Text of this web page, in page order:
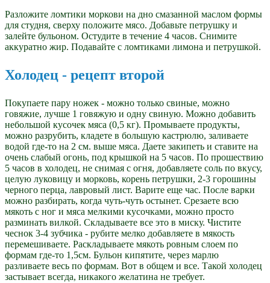
Разложите ломтики моркови на дно смазанной маслом формы
для студня, сверху положите мясо. Добавьте петрушку и
залейте бульоном. Остудите в течение 4 часов. Снимите
аккуратно жир. Подавайте с ломтиками лимона и петрушкой.
Холодец - рецепт второй
Покупаете пару ножек - можно только свиные, можно
говяжие, лучше 1 говяжую и одну свиную. Можно добавить
небольшой кусочек мяса (0,5 кг). Промываете продукты,
можно разрубить, кладете в большую кастрюлю, заливаете
водой где-то на 2 см. выше мяса. Даете закипеть и ставите на
очень слабый огонь, под крышкой на 5 часов. По прошествию
5 часов в холодец, не снимая с огня, добавляете соль по вкусу,
целую луковицу и морковь, корень петрушки, 2-3 горошины
черного перца, лавровый лист. Варите еще час. После варки
можно разбирать, когда чуть-чуть остынет. Срезаете всю
мякоть с ног и мяса мелкими кусочками, можно просто
разминать вилкой. Складываете все это в миску. Чистите
чеснок 3-4 зубчика - рубите мелко добавляете в мякость
перемешиваете. Раскладываете мякоть ровным слоем по
формам где-то 1,5см. Бульон кипятите, через марлю
разливаете весь по формам. Вот в общем и все. Такой холодец
застывает всегда, никакого желатина не требует.